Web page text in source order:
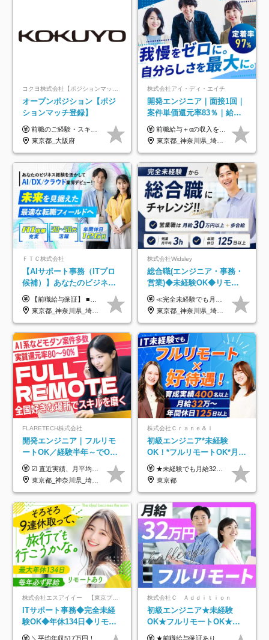
コクヨ株式会社【ポジションマッチ登録】
オープンポジション【ポジ
ションマッチ登録】
前職のご経験・スキル等を考慮して決定します。
東京都_大阪府
株式会社アイ・ディ・エイチ
開発エンジニア｜面接1回｜
案件単価還元率83％｜給与
UP保証｜年休140日｜在宅
利用率9割｜独立支援・副業
制度
前職給与＋αの収入を保証 月給42万円～120万円＋各種手当＋賞与 給与基準が明確かつ高還元です。 一人ひとりが安定した環境のもと、長く活躍できる職場を目指しています。 ※平均年収650万円 ・還元率83％ ・各種手当について 職能手当／職務手当／資格手当／営業手当 など ※前職での経験・能力、給与などを考慮の上、当社規定により優遇いたします ※試用期間あり（3ヶ月／期間中の条件に変動はありません） ※上記金額には固定残業代（78,948円～225,564円/月30時間分）を含みます 超過分は別途全額支給いたします ・年収UPを保証 過去には転職時に〈年収200万円UP〉したエンジニアも在籍しています。入社時だけでなく、入社後も安心の給与水準で働ける環境です。キャリアや技術力が正当に評価されていないと感じていたら、一度面接でお話ししましょう！ 当社では管理職の人数は最低限にし、無駄な管理をしません。その費用削減分を社員の給与に還元しています！
東京都_神奈川県_埼玉県_千葉県_大阪府_愛知県_北海道_青森県_岩手県_宮城県_秋田県_山形県_福島県_茨城県_栃木県_群馬県_新潟県_山梨県_長野県_富山県_石川県_福井県_静岡県_岐阜県_三重県_兵庫県_京都府_滋賀県_奈良県_和歌山県_広島県_岡山県_鳥取県_島根県_山口県_徳島県_香川県_愛媛県_高知県_福岡県_熊本県_佐賀県_長崎県_大分県_宮崎県_鹿児島県_沖縄県
ＦＴＣ株式会社
【AIサポート事務（ITプロ
候補）】あなたのビジネス
経験をAI業界で活かす◆IT
未経験OK◆目指せるコンサ
ル
【前職給与保証】 ■未経験者： 月給30万円～35万円 ■ローキャリア（経験目安1年程度）： 月給35万円～40万円 ■経験者（経験目安3年以上）： 月給40万円～60万円 ■即戦力（経験目安5年以上）： 月給45万円～80万円 ※上記金額には固定残業代30時間分 【未経験者5万5000円～7万3000円、 ローキャリア6万4000円～7万3000円、 経験者5万8000円～10万9000円、 即戦力8万2000円～14万5000円】を含みます。 ※30時間を超える場合は追加で全額支給します。 ※経験・能力・前職給与などを総合的に評価したうえでご納得いただけるよう個別決定。 未経験者の場合、前職給与とポテンシャルを査定のうえ決定いたします。 ※日本国内でのIT業界経験、または同等の実務経験と能力に応じて決定します。 ※前職給与は日本円かつ、日本国内での実績に基づき評価します。 【納得の評価システム】 ★クォーター毎に査定する評価制度導入！ 明確な評価基準で翌年度年収を上げましょう！ ★評価対象期間に在籍中のほとんどの社員が昇給し 年収アップを実現しています！ ★様々なインセンティブ制度を用意し多角的に正当評価しています！ ※試用期間6カ月（期間中の待遇等に差異なし）
東京都_神奈川県_埼玉県_千葉県
株式会社Widsley
総合職(エンジニア・事務・
営業)◆未経験OK◆リモー
トあり◆残業月3h◆服装髪
型自由
≪完全未経験でも月給40万円以上も可能です！≫ -------------- 【1】ITエンジニア 月給26万円～50万円＋プロジェクト手当＋資格手当 【2】IT事務、営業事務 月給26万円～50万円＋プロジェクト手当＋資格手当 ≪【1】【2】共通≫ ★上記給与には固定残業代20時間分(月3万719円～)を含みます。残業が超過した場合は、追加支給します(残業は月平均3時間とほぼ発生しません。残業がなくても、固定残業代は支給されます) ★試用期間6ヵ月あり（期間中は月給23万1000円～。固定残業代20時間分3万719円～を含む／超過分は別途支給） -------------- 【3】SES営業、SaaS営業 月給30万円以上＋インセンティブ＋各種手当 ★上記給与には固定残業代45時間分(月7万6967円～)を含みます。残業が超過した場合は、追加支給します(残業は月平均3時間とほぼ発生しません。残業がなくても、固定残業代は支給されます) ★試用期間6ヵ月あり(期間中も給与や福利厚生は同じです)
東京都_神奈川県_埼玉県_千葉県_大阪府_愛知県_北海道_青森県_岩手県_宮城県_秋田県_山形県_福島県_茨城県_栃木県_群馬県_新潟県_山梨県_長野県_富山県_石川県_福井県_静岡県_岐阜県_三重県_兵庫県_京都府_滋賀県_奈良県_和歌山県_広島県_岡山県_鳥取県_島根県_山口県_徳島県_香川県_愛媛県_高知県_福岡県_熊本県_佐賀県_長崎県_大分県_宮崎県_鹿児島県_沖縄県
FLARETECH株式会社
開発エンジニア｜フルリモ
ートOK／経験半年～でOK
／実質還元率80～90%／前
給保証／AI系など最先端案
件多数
☑︎ 直近実績、月平均17,000円の昇給 ☑︎ 前職給与100%保証 ☑︎ 実質還元率80～90% ☑︎ 待機時も給与は満額支給 月給35万円～70万円＋交通費など各種手当 ※想定年収：4,200,000円～10,560,000円 ※経験・能力等を考慮の上で決定します。 ※上記金額には、みなし残業手当（50時間分・104,000円～212,000円）を含みます。超過分は別途追加支給します。 ┗残業時間は月平均10時間、多い時でも20時間程度と安定しております ★単価連動型の給与体系ではないため、万が一待機になってもその間の給与は満額支給しています。 ＜1年間の昇給事例をご紹介！＞ ・20代/フロントエンドエンジニア：月給274,000円→月給362,000円（＋88,000円/月） ・20代/iOSエンジニア：月給237,000円→月給287,000円（＋50,000円/月） ・20代/Androidエンジニア：月給316,000円→月給374,000円（＋58,000円/月） ・30代/Javaエンジニア（上流）：月給340,000円→月給418,000円（＋78,000円/月） ・30代/PMO：月給340,000円→月給418,000円（＋78,000円/月）
東京都_神奈川県_埼玉県_千葉県_大阪府_愛知県_北海道_青森県_岩手県_宮城県_秋田県_山形県_福島県_茨城県_栃木県_群馬県_新潟県_山梨県_長野県_富山県_石川県_福井県_静岡県_岐阜県_三重県_兵庫県_京都府_滋賀県_奈良県_和歌山県_広島県_岡山県_鳥取県_島根県_山口県_徳島県_香川県_愛媛県_高知県_福岡県_熊本県_佐賀県_長崎県_大分県_宮崎県_鹿児島県_沖縄県
株式会社Ｃｒａｎｅ＆Ｉ
初級エンジニア*未経験
OK！*フルリモートOK*月給
32万～*残業月9.8h*1ヶ月の
研修*資格取得率100％
★未経験でも月給32万円スタート★ 月収32万円～35万円＋各種手当（資格手当だけで毎月15万の上乗せ実績あり！） ★資格手当豊富！1資格につき最大3万円支給 ★功績手当の導入で、毎月のお給与に上乗せで最大10万円支給している社員も！ ★1回の昇級で年収数十万UPも可 ★ゆくゆくは年収1000万以上も目指せる 年俸384万円～1,162万8,000円（12分割） ※経験・スキルを考慮の上決定します ※上記金額には固定残業代（月30h分・60,800円～66,500円）を含みます ※超過分は別途全額支給します ※試用期間2ヶ月間あり（その他待遇に差異はありません）
東京都
株式会社エスアイイー 【東京プロマーケット上場】
ITサポート事務◆完全未経
験OK◆年休134日◆リモー
トOK◆残業月7h以下◆賞与
＼平均年収517万円！入社5年目まで毎年必ず昇給／ ■賞与年3回 ■年収800万円以上も可 ■入社3年以上の平均年収469.2万円 月給23万2000円以上＋賞与年3回＋各種手当 ☆入社5年目まで最大1万5000円の定期昇給を確約 ┃各種手当充実 ・規定の資格を取得すれば、2000円～5万円を毎月支給（2万4000円～60万円／年） ・研修中に取得した取得率95％の資格でも研修後の給料UP ※月給は年齢・経験・能力を考慮して、優遇いたします ※上記月給金額は固定残業代（20時間/3万1300円円以上）を含み、超過分は別途支給いたします ※試用期間（6ヶ月）は月給に変動はありますが、その他待遇に差異はありません ├入社後1ヶ月～3ヶ月間は、月給20万1900円となります └上記金額は固定残業代（10時間／1万6000円）を含み、超過分は別途支給いたします
株式会社Ｃ Ａｄｄｉｔｉｏｎ
初級エンジニア★未経験
OK★フルリモートOK★月
給32万円～★残業月10h＆
★前職給与保証あり ★月給32万円以上＋インセンティブあり 月給32万円以上＋インセンティブ＋各種手当 ※上記には固定残業代（月30時間・44,400円～）を含みます ※超過分は別途支給します ※試用期間はございません ★＼成果＝あなたの収入／★ 【1】案件単価ー8万円＝あなたの給与 参画したプロジェクトの案件単価から 一律8万円引いた金額があなたの給与です！ （月給例） ■1人称での構築・小規模な詳細設計 案件単価55万円ー8万円＝月給47万円（還元率85.5%） ■大型案件の設計・構築やプロジェクト管理 案件単価90万円ー8万円＝月給82万円（還元率91.1%） ‥‥‥‥‥‥‥‥‥‥‥‥‥‥‥‥‥‥ 【2】月給の他にも豊富なインセンティブあり 全員が月3～13万円のインセンティブをゲットしています！ ≪インセンティブ制度≫ 稼働している現場で増員・交代が発生し、 当社の人員を配属が決定した際に支給。 ◇C Addition正社員が参画 ：実粗利の10%／毎月 ◇協力会社所属の社員が参画：実粗利の30%／毎月 ≪リファラル制度≫ あなたの知り合いが当社のメンバーになった際に、 毎月1人あたり2万円支給します◎ ‥‥‥‥‥‥‥‥‥‥‥‥‥‥‥‥‥‥